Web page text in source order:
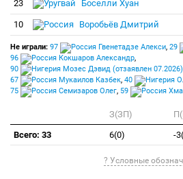
23 Боселли Хуан
10 Воробьёв Дмитрий
Не играли: 97 Гвенетадзе Алекси, 29
96
Кокшаров Александр,
90
Мозес Дэвид (отзаявлен 07.2026)
67
Мукаилов Казбек, 40
75
Семизаров Олег, 59
З(ЗП)
Всего: 33
6(0) -
? Условные